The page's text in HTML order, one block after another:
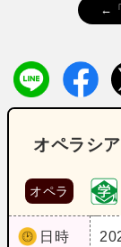
←
オペラシ
オペラ
日時